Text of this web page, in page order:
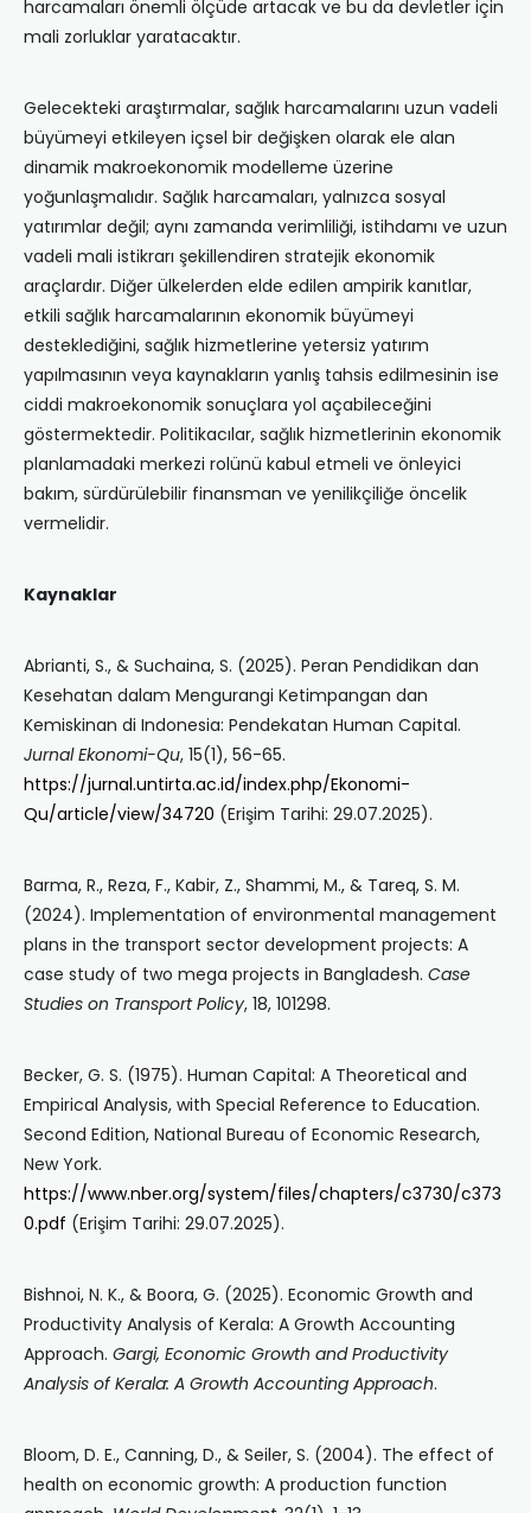
harcamaları önemli ölçüde artacak ve bu da devletler için
mali zorluklar yaratacaktır.
Gelecekteki araştırmalar, sağlık harcamalarını uzun vadeli
büyümeyi etkileyen içsel bir değişken olarak ele alan
dinamik makroekonomik modelleme üzerine
yoğunlaşmalıdır. Sağlık harcamaları, yalnızca sosyal
yatırımlar değil; aynı zamanda verimliliği, istihdamı ve uzun
vadeli mali istikrarı şekillendiren stratejik ekonomik
araçlardır. Diğer ülkelerden elde edilen ampirik kanıtlar,
etkili sağlık harcamalarının ekonomik büyümeyi
desteklediğini, sağlık hizmetlerine yetersiz yatırım
yapılmasının veya kaynakların yanlış tahsis edilmesinin ise
ciddi makroekonomik sonuçlara yol açabileceğini
göstermektedir. Politikacılar, sağlık hizmetlerinin ekonomik
planlamadaki merkezi rolünü kabul etmeli ve önleyici
bakım, sürdürülebilir finansman ve yenilikçiliğe öncelik
vermelidir.
Kaynaklar
Abrianti, S., & Suchaina, S. (2025). Peran Pendidikan dan
Kesehatan dalam Mengurangi Ketimpangan dan
Kemiskinan di Indonesia: Pendekatan Human Capital.
Jurnal Ekonomi-Qu, 15(1), 56-65.
https://jurnal.untirta.ac.id/index.php/Ekonomi-
Qu/article/view/34720 (Erişim Tarihi: 29.07.2025).
Barma, R., Reza, F., Kabir, Z., Shammi, M., & Tareq, S. M.
(2024). Implementation of environmental management
plans in the transport sector development projects: A
case study of two mega projects in Bangladesh. Case
Studies on Transport Policy, 18, 101298.
Becker, G. S. (1975). Human Capital: A Theoretical and
Empirical Analysis, with Special Reference to Education.
Second Edition, National Bureau of Economic Research,
New York.
https://www.nber.org/system/files/chapters/c3730/c373
0.pdf (Erişim Tarihi: 29.07.2025).
Bishnoi, N. K., & Boora, G. (2025). Economic Growth and
Productivity Analysis of Kerala: A Growth Accounting
Approach. Gargi, Economic Growth and Productivity
Analysis of Kerala: A Growth Accounting Approach.
Bloom, D. E., Canning, D., & Seiler, S. (2004). The effect of
health on economic growth: A production function